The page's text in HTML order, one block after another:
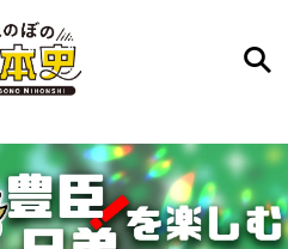
人物、時代などを入力して
検索結果を提示するよ（嘘